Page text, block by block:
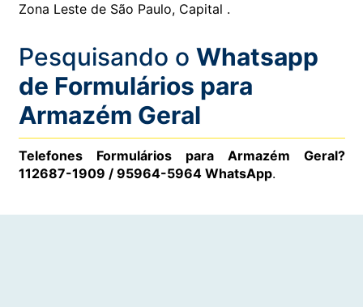
Zona Leste de São Paulo, Capital .
Pesquisando o Whatsapp
de Formulários para
Armazém Geral
Telefones Formulários para Armazém Geral?
112687-1909 / 95964-5964 WhatsApp.